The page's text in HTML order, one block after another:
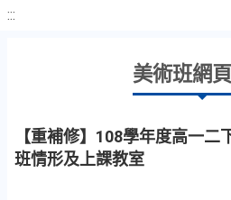
:::
美術班網
【重補修】108學年度高一二
班情形及上課教室